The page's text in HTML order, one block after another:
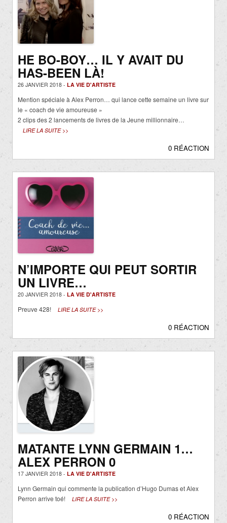
HE BO-BOY… IL Y AVAIT DU
HAS-BEEN LÀ!
26 JANVIER 2018 - LA VIE D'ARTISTE
Mention spéciale à Alex Perron… qui lance cette semaine un livre sur
le « coach de vie amoureuse »
2 clips des 2 lancements de livres de la Jeune millionnaire…
LIRE LA SUITE >>
0 RÉACTION
N’IMPORTE QUI PEUT SORTIR
UN LIVRE…
20 JANVIER 2018 - LA VIE D'ARTISTE
Preuve 428! LIRE LA SUITE >>
0 RÉACTION
MATANTE LYNN GERMAIN 1…
ALEX PERRON 0
17 JANVIER 2018 - LA VIE D'ARTISTE
Lynn Germain qui commente la publication d’Hugo Dumas et Alex
Perron arrive toé!
LIRE LA SUITE >>
0 RÉACTION